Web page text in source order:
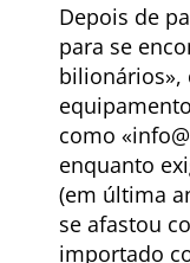
Depois de
para se
bilionários ,
como
enquanto
(em última
se afastou
importado